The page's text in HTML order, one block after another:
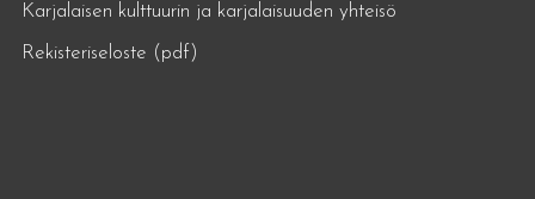
Karjalaisen kulttuurin ja karjalaisuuden yhteisö
Rekisteriseloste (pdf)